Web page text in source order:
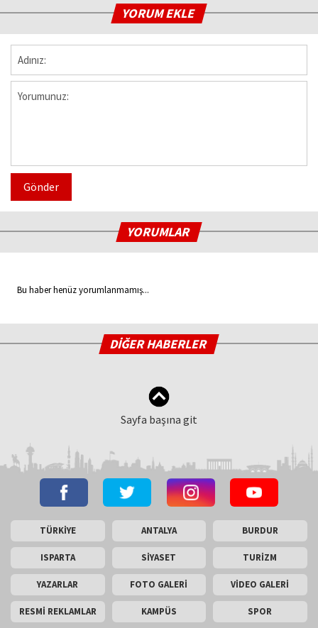
YORUM EKLE
Gönder
YORUMLAR
Bu haber henüz yorumlanmamış...
DİĞER HABERLER
Sayfa başına git
TÜRKİYE ANTALYA BURDUR
ISPARTA SİYASET TURİZM
YAZARLAR FOTO GALERİ VİDEO GALERİ
RESMİ REKLAMLAR KAMPÜS SPOR